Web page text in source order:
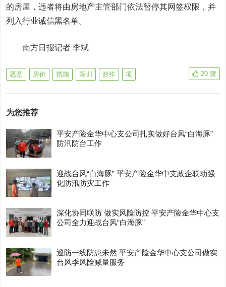
的房屋，违者将由房地产主管部门依法暂停其网签权限，并
列入行业诚信黑名单。
南方日报记者 李斌
恶意 房价 措施 深圳 炒作 项 20 赞
为您推荐
平安产险金华中心支公司扎实做好台风“白海豚”
防汛防台工作
迎战台风“白海豚” 平安产险金华中支政企联动强
化防汛防灾工作
深化协同联防 做实风险防控 平安产险金华中心支
公司全力迎战台风“白海豚”
巡防一线防患未然 平安产险金华中心支公司做实
台风季风险减量服务